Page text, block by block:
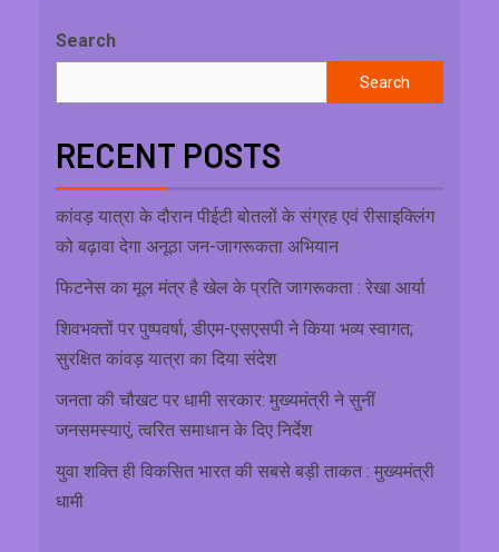
Search
Search
RECENT POSTS
कांवड़ यात्रा के दौरान पीईटी बोतलों के संग्रह एवं रीसाइक्लिंग
को बढ़ावा देगा अनूठा जन-जागरूकता अभियान
फिटनेस का मूल मंत्र है खेल के प्रति जागरूकता : रेखा आर्या
शिवभक्तों पर पुष्पवर्षा, डीएम-एसएसपी ने किया भव्य स्वागत;
सुरक्षित कांवड़ यात्रा का दिया संदेश
जनता की चौखट पर धामी सरकार: मुख्यमंत्री ने सुनीं
जनसमस्याएं, त्वरित समाधान के दिए निर्देश
युवा शक्ति ही विकसित भारत की सबसे बड़ी ताकत : मुख्यमंत्री
धामी